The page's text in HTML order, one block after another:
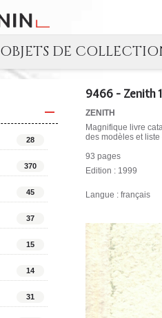
OBJETS DE
28
370
45
37
15
14
31
9466 - Zenith
ZENITH
Magnifique livre
des modèles et
93 pages
Edition : 1999
Langue : français